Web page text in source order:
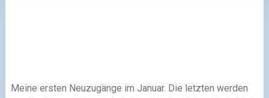
Meine ersten Neuzugänge im Januar. Die letzten werden